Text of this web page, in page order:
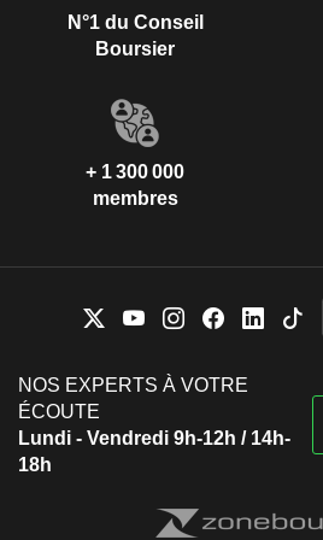
N°1 du Conseil
Boursier
+ 1 300 000
membres
NOS EXPERTS À VOTRE
ÉCOUTE
Lundi - Vendredi 9h-12h / 14h-
18h